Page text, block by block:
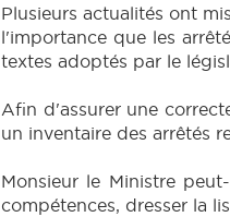
Plusieurs actualités ont
l'importance que les
textes adoptés par le
Afin d'assurer une
un inventaire des arrêtés
Monsieur le Ministre
compétences, dresser la